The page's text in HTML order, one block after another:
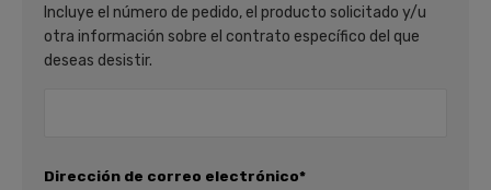
Incluye el número de pedido, el producto solicitado y/u
otra información sobre el contrato específico del que
deseas desistir.
Dirección de correo electrónico*